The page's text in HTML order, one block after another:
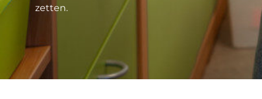
zetten.